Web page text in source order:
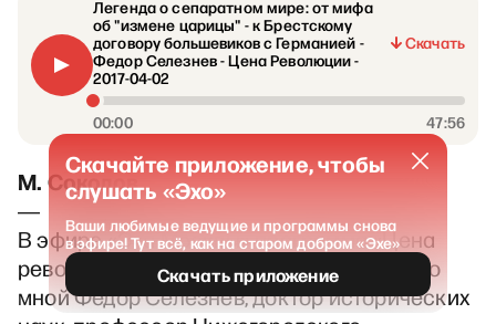
Легенда о сепаратном мире: от мифа
об "измене царицы" - к Брестскому
договору большевиков с Германией -
Федор Селезнев - Цена Революции -
2017-04-02
Скачать
00:00 47:56
М. Соколов
―
В эфире «Эха Москвы» программа «Цена
революции», Михаил Соколов в студии, со
мной Федор Селезнев, доктор исторических
Скачайте приложение, чтобы
слушать «Эхо»
Ваши любимые ведущие и программы снова
в эфире! Тут всё, как на старом добром «Эхе»
Скачать приложение